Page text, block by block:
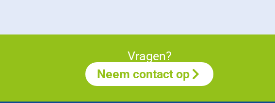
Vragen?
Neem contact op